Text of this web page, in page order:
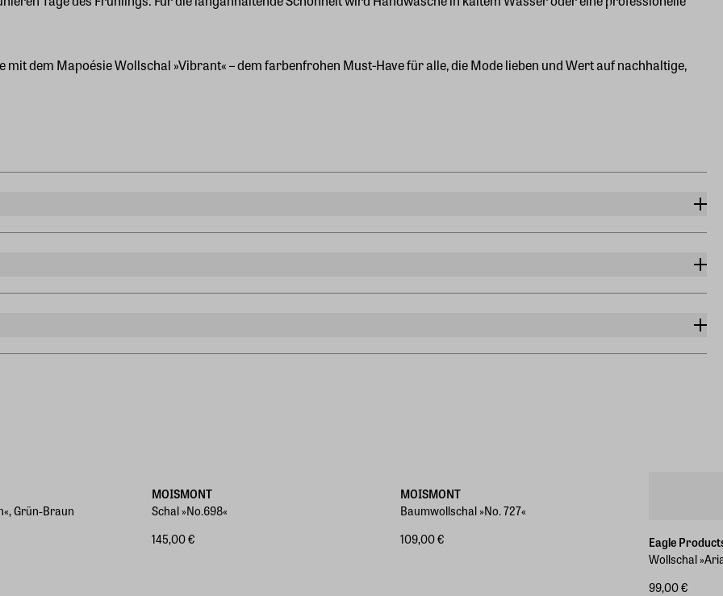
dem Mapoésie Wollschal »Vibrant« – dem farbenfrohen Must-Have für alle, die Mode lieben und Wert auf nachhaltige,
(um die Leuchtkraft und die Qualität der Wolle sowie das handbedruckte Muster zu erhalten; nicht im Trockner
Grün-Braun
MOISMONT
Schal »No.698«
145,00 €
MOISMONT
Baumwollschal »No. 727«
109,00 €
Eagle
Wollschal
99,00 €